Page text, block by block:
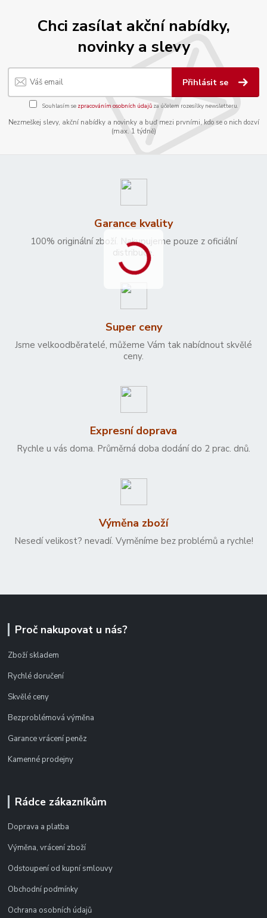
Chci zasílat akční nabídky,
novinky a slevy
Přihlásit se
Souhlasím se zpracováním osobních údajůza účelem rozesílky newsletteru.
Nezmeškej slevy, akční nabídky a novinky a buď mezi prvními, kdo se o nich dozví
(max. 1 týdně)
Garance kvality
100% originální zboží. Nakupujeme pouze z oficiální
distribuce.
Super ceny
Jsme velkoodběratelé, můžeme Vám tak nabídnout skvělé
ceny.
Expresní doprava
Rychle u vás doma. Průměrná doba dodání do 2 prac. dnů.
Výměna zboží
Nesedí velikost? nevadí. Vyměníme bez problémů a rychle!
Proč nakupovat u nás?
Zboží skladem
Rychlé doručení
Skvělé ceny
Bezproblémová výměna
Garance vrácení peněz
Kamenné prodejny
Rádce zákazníkům
Doprava a platba
Výměna, vrácení zboží
Odstoupení od kupní smlouvy
Obchodní podmínky
Ochrana osobních údajů